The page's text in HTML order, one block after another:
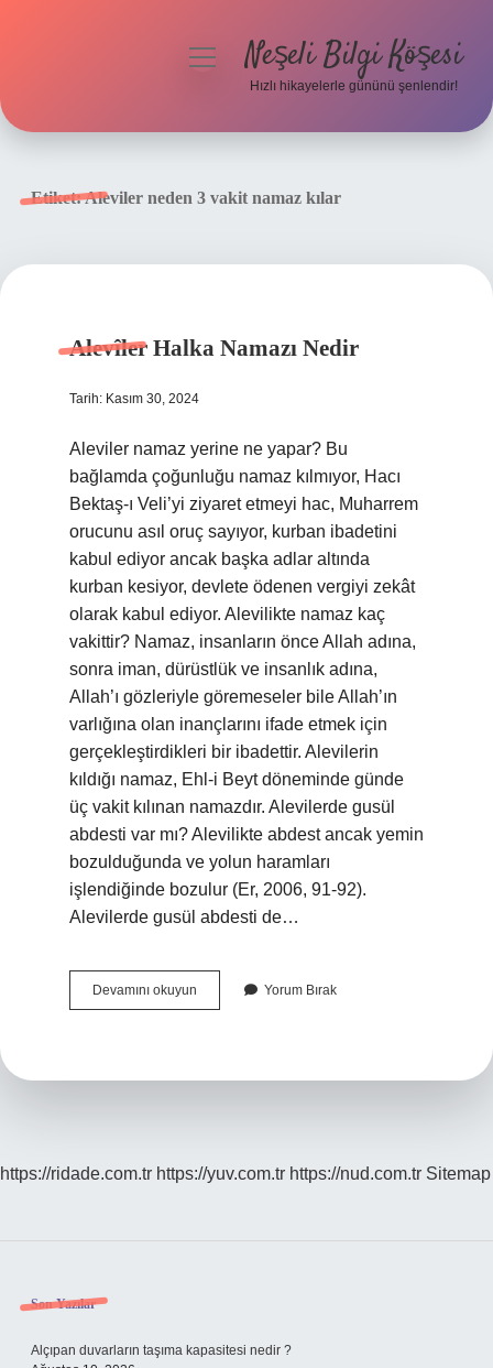
menüyüNeşeli Bilgi Köşesi
Hızlı hikayelerle gününü şenlendir!
Etiket:Aleviler neden 3 vakit namaz kılar
Alevîler Halka Namazı Nedir
Tarih: Kasım 30, 2024
Aleviler namaz yerine ne yapar? Bu
bağlamda çoğunluğu namaz kılmıyor, Hacı
Bektaş-ı Veli’yi ziyaret etmeyi hac, Muharrem
orucunu asıl oruç sayıyor, kurban ibadetini
kabul ediyor ancak başka adlar altında
kurban kesiyor, devlete ödenen vergiyi zekât
olarak kabul ediyor. Alevilikte namaz kaç
vakittir? Namaz, insanların önce Allah adına,
sonra iman, dürüstlük ve insanlık adına,
Allah’ı gözleriyle göremeseler bile Allah’ın
varlığına olan inançlarını ifade etmek için
gerçekleştirdikleri bir ibadettir. Alevilerin
kıldığı namaz, Ehl-i Beyt döneminde günde
üç vakit kılınan namazdır. Alevilerde gusül
abdesti var mı? Alevilikte abdest ancak yemin
bozulduğunda ve yolun haramları
işlendiğinde bozulur (Er, 2006, 91-92).
Alevilerde gusül abdesti de…
Devamını okuyun
Halka
Yorum Bırak
https://ridade.com.tr https://yuv.com.tr https://nud.com.tr Sitemap
Sidebar
Son Yazılar
Alçıpan duvarların taşıma kapasitesi nedir ?